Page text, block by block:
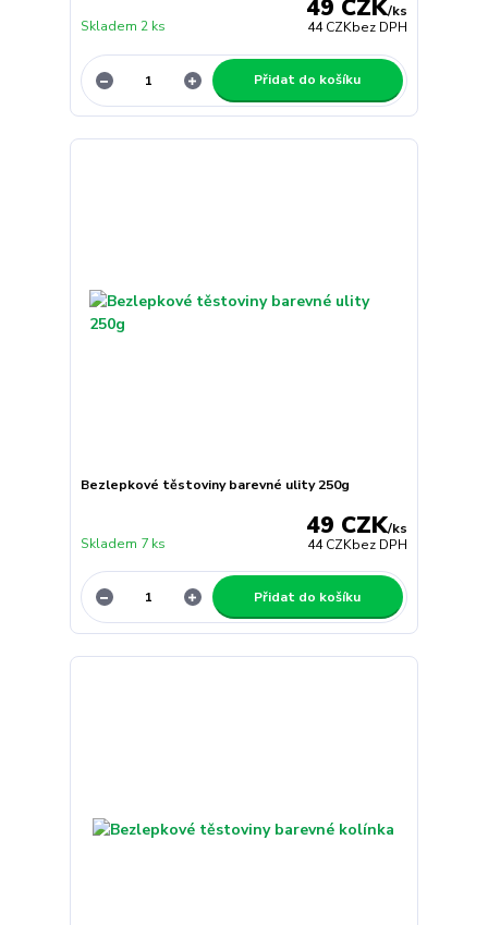
49 CZK/ks
44 CZKbez DPH
Skladem 2 ks
Přidat do košíku
Bezlepkové těstoviny barevné ulity 250g
49 CZK/ks
44 CZKbez DPH
Skladem 7 ks
Přidat do košíku